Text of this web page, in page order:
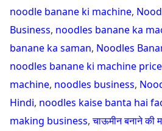
noodle banane ki machine,
Business, noodles banane ka
banane ka saman, Noodles
noodles banane ki machine price
machine, noodles business,
Hindi, noodles kaise banta hai
making business,चाऊमीन बनाने की